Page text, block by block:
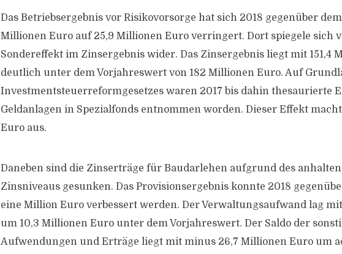
Das Betriebsergebnis vor Risikovorsorge hat sich 2018 gegenüber
Millionen Euro auf 25,9 Millionen Euro verringert. Dort spiegele sich
Sondereffekt im Zinsergebnis wider. Das Zinsergebnis liegt mit 151,4
deutlich unter dem Vorjahreswert von 182 Millionen Euro. Auf
Investmentsteuerreformgesetzes waren 2017 bis dahin thesaurierte
Geldanlagen in Spezialfonds entnommen worden. Dieser Effekt
Euro aus.
Daneben sind die Zinserträge für Baudarlehen aufgrund des
Zinsniveaus gesunken. Das Provisionsergebnis konnte 2018
eine Million Euro verbessert werden. Der Verwaltungsaufwand lag
um 10,3 Millionen Euro unter dem Vorjahreswert. Der Saldo der
Aufwendungen und Erträge liegt mit minus 26,7 Millionen Euro um